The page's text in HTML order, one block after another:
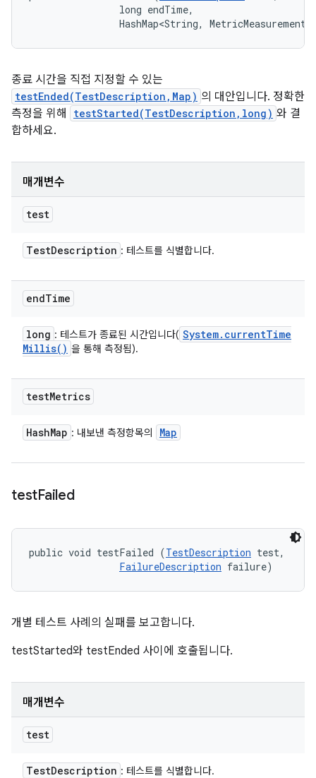
                long endTime,
HashMap<String,
종료 시간을 직접 지정할 수 있는
testEnded(TestDescription,Map) 의 대안입니다. 정확한
측정을 위해
testStarted(TestDescription,long) 와 결
합하세요.
매개변수
test
TestDescription : 테스트를 식별합니다.
endTime
long : 테스트가 종료된 시간입니다( System. currentTime
Millis( ) 을 통해 측정됨).
testMetrics
HashMap : 내보낸 측정항목의 Map
testFailed
public void testFailed (TestDescription test,
FailureDescription failure)
개별 테스트 사례의 실패를 보고합니다.
testStarted와 testEnded 사이에 호출됩니다.
매개변수
test
TestDescription : 테스트를 식별합니다.